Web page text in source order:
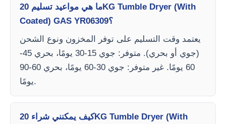
ما هي مواعيد تسليم 20KG Tumble Dryer (With
Coated) GAS YR06309؟
يعتمد وقت التسليم على توفر المخزون ونوع الشحن
(جوي أو بحري). متوفر: جوي 15-30 يومًا، بحري 45-
60 يومًا. غير متوفر: جوي 30-60 يومًا، بحري 60-90
يومًا.
كيف يمكنني شراء 20KG Tumble Dryer (With